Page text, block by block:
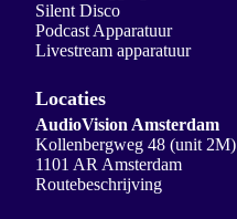
Silent Disco
Podcast Apparatuur
Livestream apparatuur
Locaties
AudioVision Amsterdam
Kollenbergweg 48 (unit 2M)
1101 AR Amsterdam
Routebeschrijving